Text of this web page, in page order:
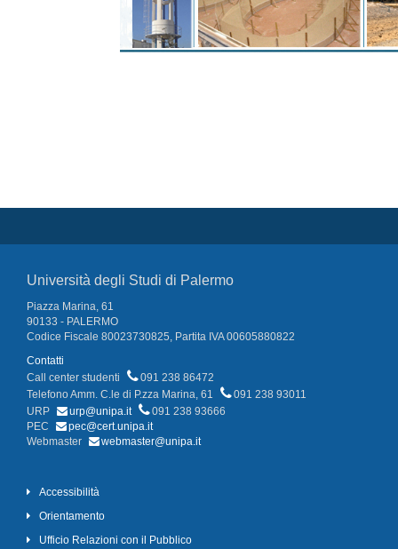
Università degli Studi di Palermo
Piazza Marina, 61
90133 - PALERMO
Codice Fiscale 80023730825, Partita IVA 00605880822
Contatti
Call center studenti
091 238 86472
Telefono Amm. C.le di P.zza Marina, 61
091 238 93011
URP
urp@unipa.it
091 238 93666
PEC
pec@cert.unipa.it
Webmaster
webmaster@unipa.it
Accessibilità
Orientamento
Ufficio Relazioni con il Pubblico